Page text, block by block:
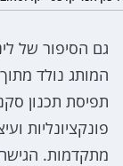
גם הסיפור של
המותג נולד
תפיסת תכנון
פונקציונליות